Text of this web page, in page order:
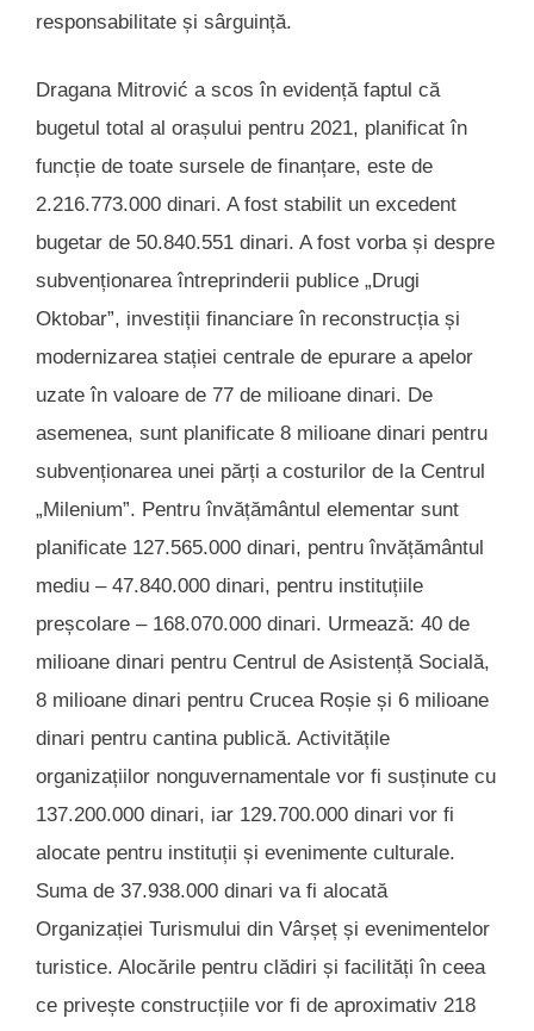
responsabilitate și sârguință.
Dragana Mitrović a scos în evidență faptul că
bugetul total al orașului pentru 2021, planificat în
funcție de toate sursele de finanțare, este de
2.216.773.000 dinari. A fost stabilit un excedent
bugetar de 50.840.551 dinari. A fost vorba și despre
subvenționarea întreprinderii publice „Drugi
Oktobar”, investiții financiare în reconstrucția și
modernizarea stației centrale de epurare a apelor
uzate în valoare de 77 de milioane dinari. De
asemenea, sunt planificate 8 milioane dinari pentru
subvenționarea unei părți a costurilor de la Centrul
„Milenium”. Pentru învățământul elementar sunt
planificate 127.565.000 dinari, pentru învățământul
mediu – 47.840.000 dinari, pentru instituțiile
preșcolare – 168.070.000 dinari. Urmează: 40 de
milioane dinari pentru Centrul de Asistență Socială,
8 milioane dinari pentru Crucea Roșie și 6 milioane
dinari pentru cantina publică. Activitățile
organizațiilor nonguvernamentale vor fi susținute cu
137.200.000 dinari, iar 129.700.000 dinari vor fi
alocate pentru instituții și evenimente culturale.
Suma de 37.938.000 dinari va fi alocată
Organizației Turismului din Vârșeț și evenimentelor
turistice. Alocările pentru clădiri și facilități în ceea
ce privește construcțiile vor fi de aproximativ 218